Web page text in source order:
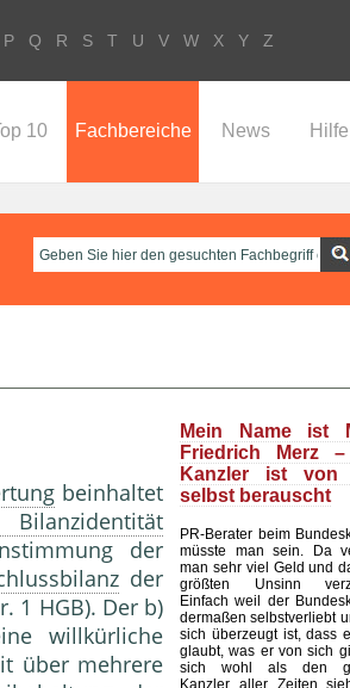
P Q R S T U V W X Y Z
10 Fachbereiche News
beinhaltet
der
der
1 HGB). Der b)
willkürliche
über mehrere
Mein Name ist
Friedrich Merz
Kanzler ist von
selbst berauscht
PR-Berater beim
müsste man sein. Da
man sehr viel Geld und
größten Unsinn
Einfach weil der
dermaßen selbstverliebt
sich überzeugt ist, dass
glaubt, was er von sich
sich wohl als den
Kanzler aller Zeiten